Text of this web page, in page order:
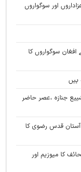
اور سوگواروں
سوگواروں کا
ہيں
جنازہ ،عصر حاضر
آستان قدس رضوی کا
کا میوزیم اور